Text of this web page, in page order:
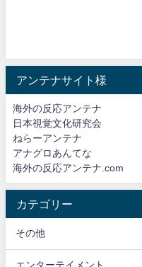
アンテナサイト様
海外の反応アンテナ
日本視覚文化研究会
ねらーアンテナ
アナグロあんてな
海外の反応アンテナ.com
カテゴリー
その他
エンターテイメント